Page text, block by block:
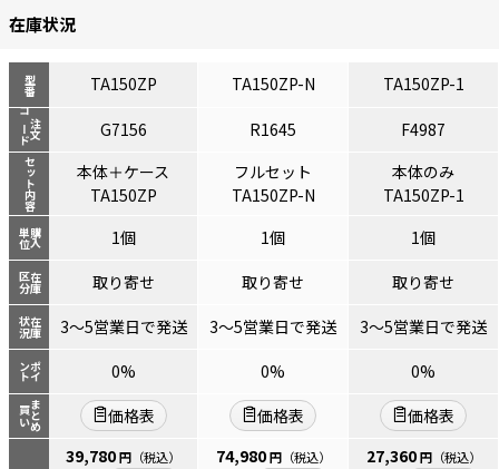
在庫状況
型番
注文
コード
セット内容
購入
単位
在庫
区分
在庫
状況
ポイ
ント
まとめ
買い
TA150ZP TA150ZP-N TA150ZP-1
G7156 R1645
F4987
本体＋ケース
TA150ZP
フルセット
TA150ZP-N
本体のみ
TA150ZP-1
1個
1個
1個
取り寄せ
取り寄せ
取り寄せ
3～5営業日で発送
3～5営業日で発送
3～5営業日で発送
0%
0%
0%
価格表
価格表
価格表
39,780円 （税込） 74,980 円（税込） 27,360 円（税込）